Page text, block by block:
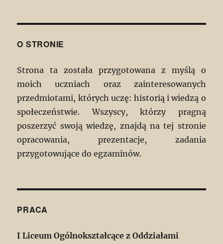
O STRONIE
Strona ta została przygotowana z myślą o
moich uczniach oraz zainteresowanych
przedmiotami, których uczę: historią i wiedzą o
społeczeństwie. Wszyscy, którzy pragną
poszerzyć swoją wiedzę, znajdą na tej stronie
opracowania, prezentacje, zadania
przygotowujące do egzaminów.
PRACA
I Liceum Ogólnokształcące z Oddziałami